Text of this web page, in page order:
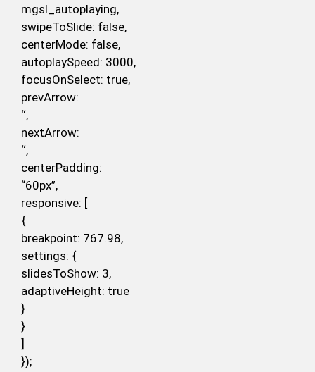
mgsl_autoplaying,
swipeToSlide: false,
centerMode: false,
autoplaySpeed: 3000,
focusOnSelect: true,
prevArrow:
‘‘,
nextArrow:
‘‘,
centerPadding:
“60px”,
responsive: [
{
breakpoint: 767.98,
settings: {
slidesToShow: 3,
adaptiveHeight: true
}
}
]
});